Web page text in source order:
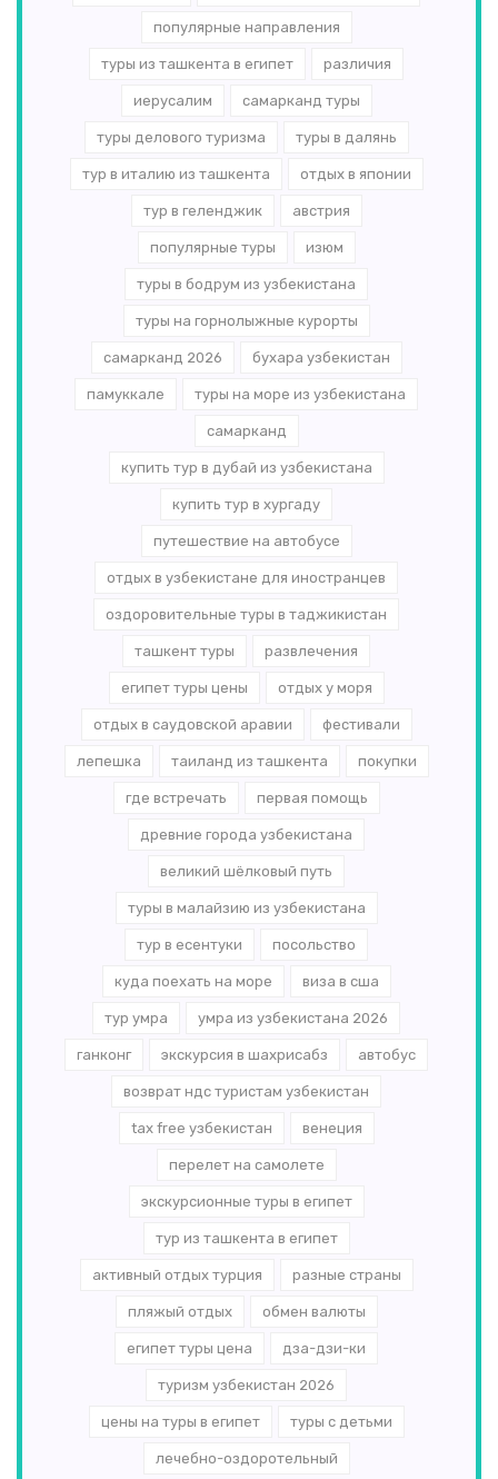
популярные направления
туры из ташкента в египет различия
иерусалим самарканд туры
туры делового туризма туры в далянь
тур в италию из ташкента отдых в японии
тур в геленджик австрия
популярные туры изюм
туры в бодрум из узбекистана
туры на горнолыжные курорты
самарканд 2026 бухара узбекистан
памуккале туры на море из узбекистана
самарканд
купить тур в дубай из узбекистана
купить тур в хургаду
путешествие на автобусе
отдых в узбекистане для иностранцев
оздоровительные туры в таджикистан
ташкент туры развлечения
египет туры цены отдых у моря
отдых в саудовской аравии фестивали
лепешка таиланд из ташкента покупки
где встречать первая помощь
древние города узбекистана
великий шёлковый путь
туры в малайзию из узбекистана
тур в есентуки посольство
куда поехать на море виза в сша
тур умра умра из узбекистана 2026
ганконг экскурсия в шахрисабз автобус
возврат ндс туристам узбекистан
tax free узбекистан венеция
перелет на самолете
экскурсионные туры в египет
тур из ташкента в египет
активный отдых турция разные страны
пляжый отдых обмен валюты
египет туры цена дза-дзи-ки
туризм узбекистан 2026
цены на туры в египет туры с детьми
лечебно-оздоротельный